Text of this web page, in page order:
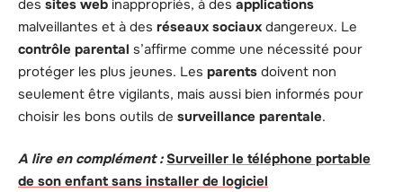
des sites web inappropriés, à des applications
malveillantes et à des réseaux sociaux dangereux. Le
contrôle parental s’affirme comme une nécessité pour
protéger les plus jeunes. Les parents doivent non
seulement être vigilants, mais aussi bien informés pour
choisir les bons outils de surveillance parentale.
A lire en complément : Surveiller le téléphone portable
de son enfant sans installer de logiciel